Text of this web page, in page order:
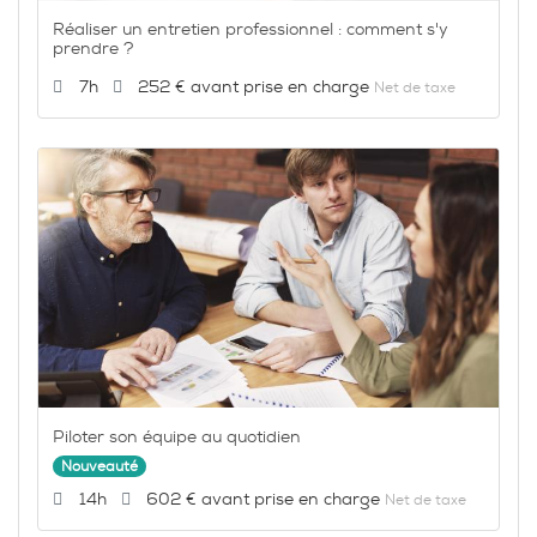
Réaliser un entretien professionnel : comment s'y
prendre ?
Durée :
7h Prix :
252 € Net de taxe
Piloter son équipe au quotidien
Nouveauté
Durée :
14h Prix :
602 € Net de taxe